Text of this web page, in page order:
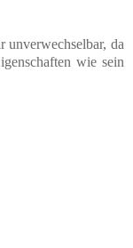
unverwechselbar, da
wie sein